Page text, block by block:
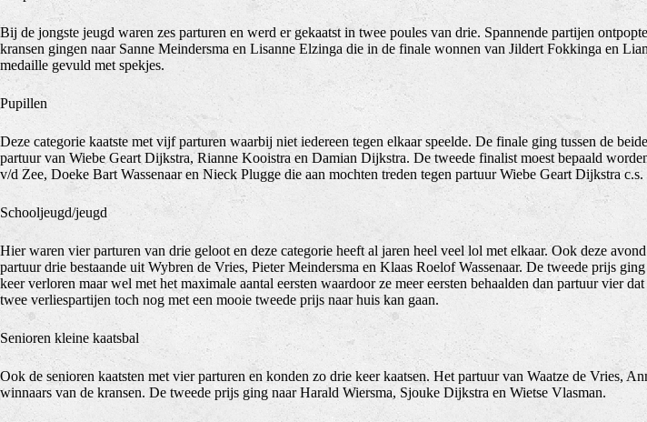
Bij de jongste jeugd waren zes parturen en werd er gekaatst in twee poules van drie. Spannende partijen
kransen gingen naar Sanne Meindersma en Lisanne Elzinga die in de finale wonnen van Jildert Fokkinga en
medaille gevuld met spekjes.
Pupillen
Deze categorie kaatste met vijf parturen waarbij niet iedereen tegen elkaar speelde. De finale ging tussen de
partuur van Wiebe Geart Dijkstra, Rianne Kooistra en Damian Dijkstra. De tweede finalist moest bepaald
v/d Zee, Doeke Bart Wassenaar en Nieck Plugge die aan mochten treden tegen partuur Wiebe Geart Dijkstra
Schooljeugd/jeugd
Hier waren vier parturen van drie geloot en deze categorie heeft al jaren heel veel lol met elkaar. Ook deze
partuur drie bestaande uit Wybren de Vries, Pieter Meindersma en Klaas Roelof Wassenaar. De tweede prijs
keer verloren maar wel met het maximale aantal eersten waardoor ze meer eersten behaalden dan partuur vier
twee verliespartijen toch nog met een mooie tweede prijs naar huis kan gaan.
Senioren kleine kaatsbal
Ook de senioren kaatsten met vier parturen en konden zo drie keer kaatsen. Het partuur van Waatze de Vries,
winnaars van de kransen. De tweede prijs ging naar Harald Wiersma, Sjouke Dijkstra en Wietse Vlasman.